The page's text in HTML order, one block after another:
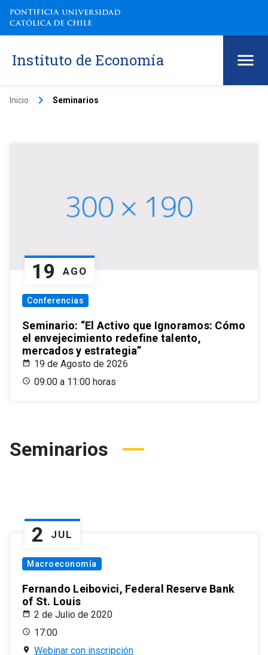
Instituto de Economía
Inicio keyboard_arrow_right Seminarios
19 AGO
Conferencias
Seminario: “El Activo que Ignoramos: Cómo
el envejecimiento redefine talento,
mercados y estrategia”
19 de Agosto de 2026
09:00 a 11:00 horas
Seminarios
2 JUL
Macroeconomía
Fernando Leibovici, Federal Reserve Bank
of St. Louis
2 de Julio de 2020
17:00
Webinar con inscripción